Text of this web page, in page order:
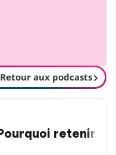
Retour aux podcasts